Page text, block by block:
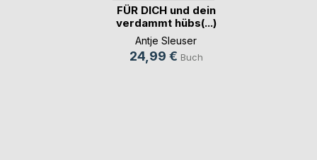
FÜR DICH und dein
verdammt hübs(...)
Antje Sleuser
24,99 € Buch